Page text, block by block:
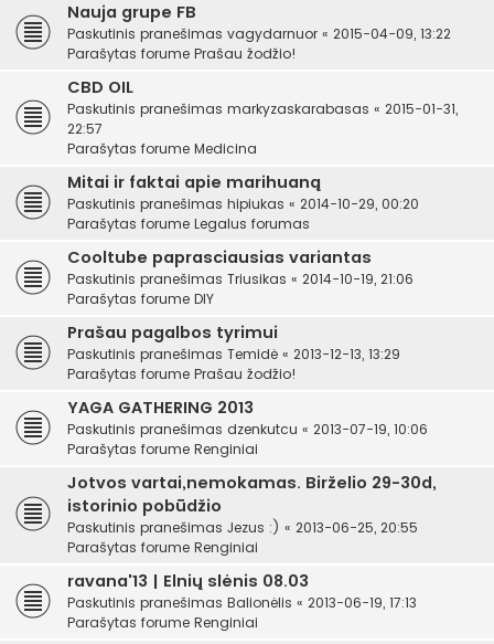
Nauja grupe FB
Paskutinis pranešimas vagydarnuor « 2015-04-09, 13:22
Parašytas forume Prašau žodžio!
CBD OIL
Paskutinis pranešimas markyzaskarabasas « 2015-01-31,
22:57
Parašytas forume Medicina
Mitai ir faktai apie marihuaną
Paskutinis pranešimas hipiukas « 2014-10-29, 00:20
Parašytas forume Legalus forumas
Cooltube paprasciausias variantas
Paskutinis pranešimas Triusikas « 2014-10-19, 21:06
Parašytas forume DIY
Prašau pagalbos tyrimui
Paskutinis pranešimas Temidė « 2013-12-13, 13:29
Parašytas forume Prašau žodžio!
YAGA GATHERING 2013
Paskutinis pranešimas dzenkutcu « 2013-07-19, 10:06
Parašytas forume Renginiai
Jotvos vartai,nemokamas. Birželio 29-30d,
istorinio pobūdžio
Paskutinis pranešimas Jezus :) « 2013-06-25, 20:55
Parašytas forume Renginiai
ravana'13 | Elnių slėnis 08.03
Paskutinis pranešimas Balionėlis « 2013-06-19, 17:13
Parašytas forume Renginiai